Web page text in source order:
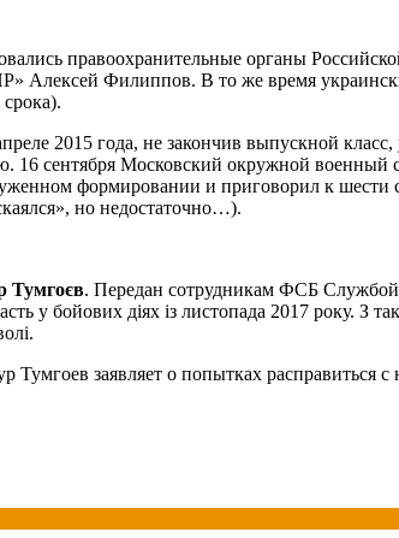
правоохранительные органы
Алексей Филиппов. В то же время
2015 года, не закончив выпускной
16 сентября Московский окружной
формировании и приговорил к
но недостаточно…).
Тумгоєв. Передан сотрудникам ФСБ Службой
у бойових діях із листопада 2017 року. З
заявляет о попытках расправиться с